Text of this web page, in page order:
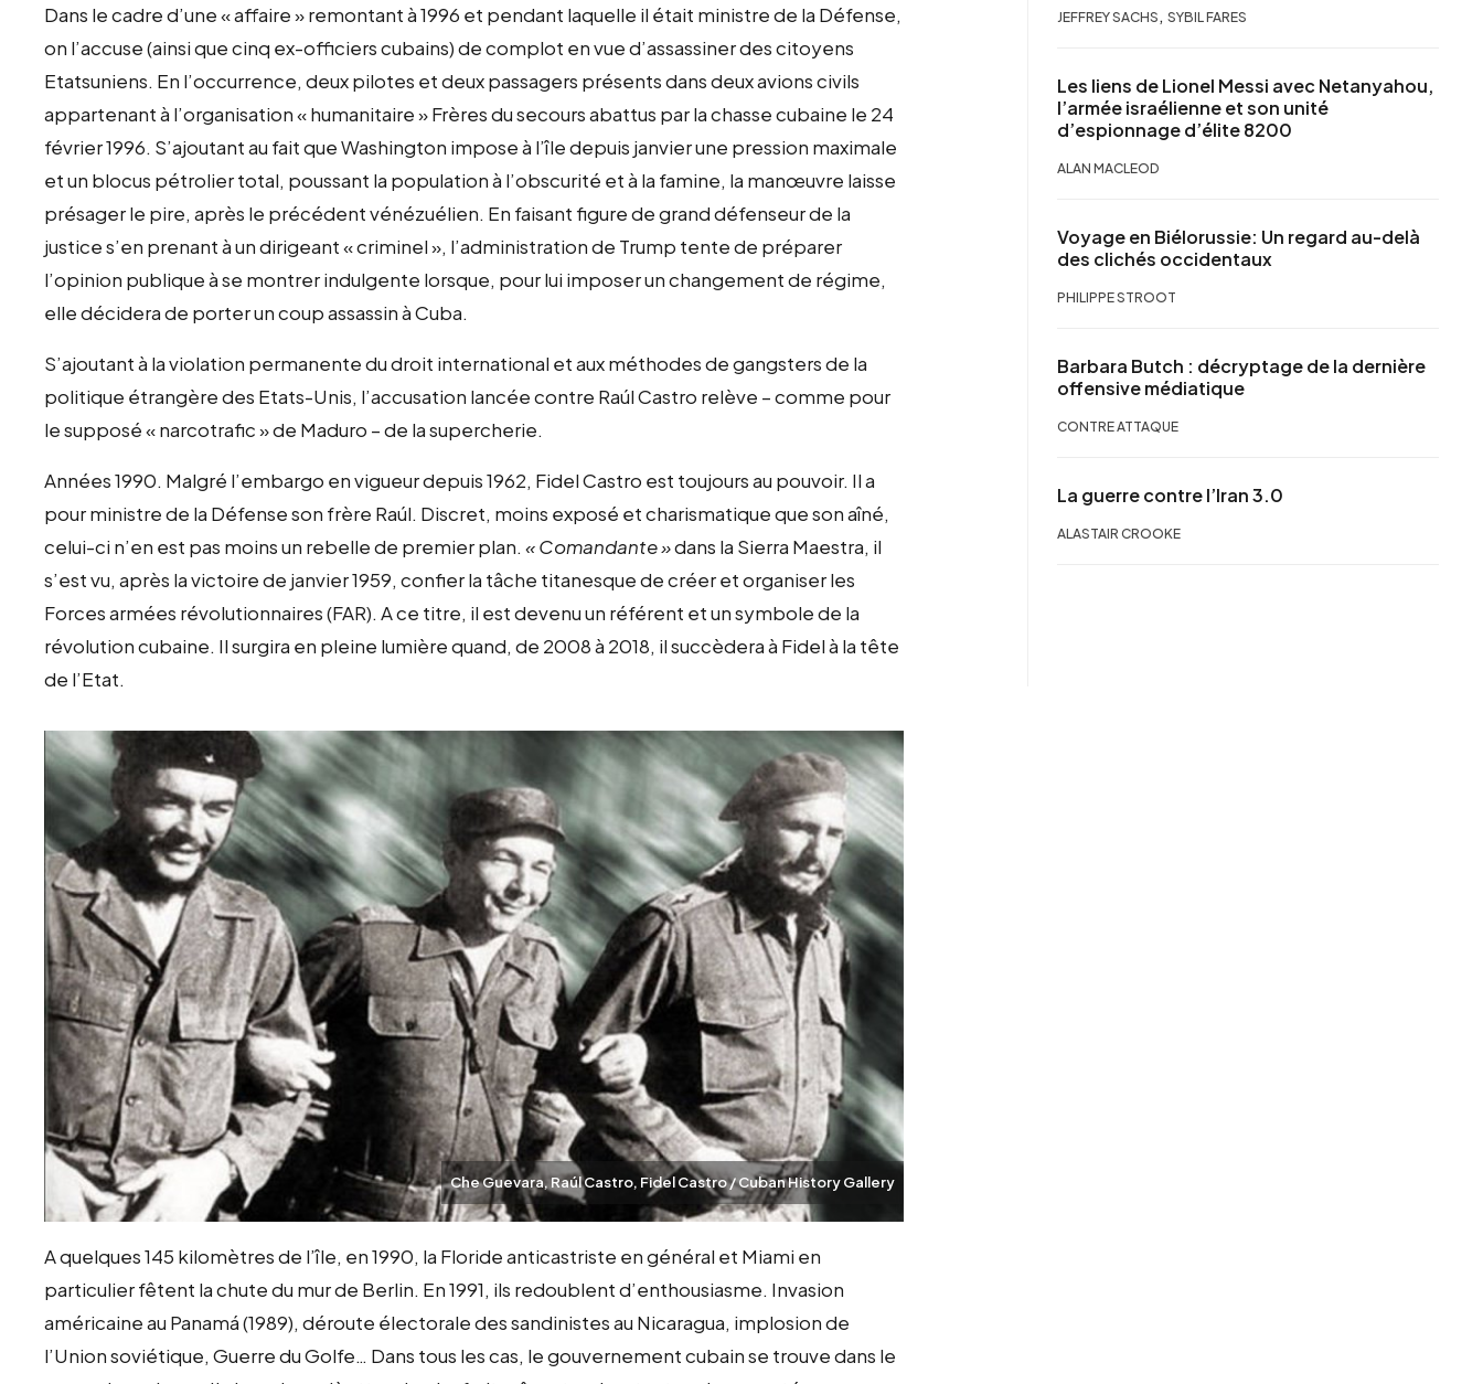
Dans le cadre d’une « affaire » remontant à 1996 et pendant laquelle il était ministre de la Défense,
on l’accuse (ainsi que cinq ex-officiers cubains) de complot en vue d’assassiner des citoyens
Etatsuniens. En l’occurrence, deux pilotes et deux passagers présents dans deux avions civils
appartenant à l’organisation « humanitaire » Frères du secours abattus par la chasse cubaine le 24
février 1996. S’ajoutant au fait que Washington impose à l’île depuis janvier une pression maximale
et un blocus pétrolier total, poussant la population à l’obscurité et à la famine, la manœuvre laisse
présager le pire, après le précédent vénézuélien. En faisant figure de grand défenseur de la
justice s’en prenant à un dirigeant « criminel », l’administration de Trump tente de préparer
l’opinion publique à se montrer indulgente lorsque, pour lui imposer un changement de régime,
elle décidera de porter un coup assassin à Cuba.
S’ajoutant à la violation permanente du droit international et aux méthodes de gangsters de la
politique étrangère des Etats-Unis, l’accusation lancée contre Raúl Castro relève – comme pour
le supposé « narcotrafic » de Maduro – de la supercherie.
Années 1990. Malgré l’embargo en vigueur depuis 1962, Fidel Castro est toujours au pouvoir. Il a
pour ministre de la Défense son frère Raúl. Discret, moins exposé et charismatique que son aîné,
celui-ci n’en est pas moins un rebelle de premier plan.« Comandante »dans la Sierra Maestra, il
s’est vu, après la victoire de janvier 1959, confier la tâche titanesque de créer et organiser les
Forces armées révolutionnaires (FAR). A ce titre, il est devenu un référent et un symbole de la
révolution cubaine. Il surgira en pleine lumière quand, de 2008 à 2018, il succèdera à Fidel à la tête
de l’Etat.
Che Guevara, Raúl Castro, Fidel Castro / Cuban History Gallery
A quelques 145 kilomètres de l’île, en 1990, la Floride anticastriste en général et Miami en
particulier fêtent la chute du mur de Berlin. En 1991, ils redoublent d’enthousiasme. Invasion
américaine au Panamá (1989), déroute électorale des sandinistes au Nicaragua, implosion de
l’Union soviétique, Guerre du Golfe… Dans tous les cas, le gouvernement cubain se trouve dans le
JEFFREY SACHS , SYBIL FARES
Les liens de Lionel Messi avec Netanyahou,
l’armée israélienne et son unité
d’espionnage d’élite 8200
ALAN MACLEOD
Voyage en Biélorussie: Un regard au-delà
des clichés occidentaux
PHILIPPE STROOT
Barbara Butch : décryptage de la dernière
offensive médiatique
CONTRE ATTAQUE
La guerre contre l’Iran 3.0
ALASTAIR CROOKE